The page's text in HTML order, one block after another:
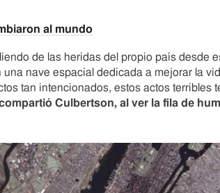
al mundo
de las heridas del propio país desde
una nave espacial dedicada a mejorar la
tan intencionados, estos actos terribles
Culbertson, al ver la fila de